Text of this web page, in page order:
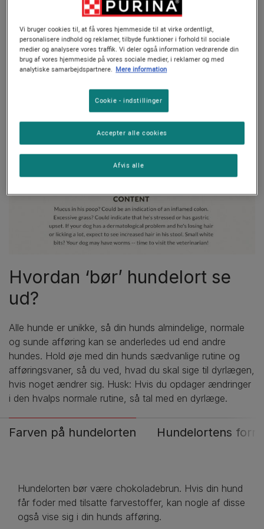
Hvordan ‘bør’ hundelort se
ud?
Alle hunde er unikke, så din hunds almindelige, normale
og sunde afføring kan se anderledes ud end andre
hundes. Hold øje med din hunds sædvanlige rutine og
afføringsvaner, så du ved, hvad du skal sige til dyrlægen,
hvis noget ændrer sig. Husk: Hvis du opdager ændringer
i den hvalps normale rutine, så tal med en dyrlæge.
Farven på hundelorten Hundelortens form
Hundelorten bør være chokoladebrun. Hvis din hund
får foder med tilsatte farvestoffer, kan nogle af disse
også vise sig i din hunds afføring.
Vi bruger cookies til, at få vores hjemmeside til at virke ordentligt,
personalisere indhold og reklamer, tilbyde funktioner i forhold til sociale
medier og analysere vores traffik. Vi deler også information vedrørende din
brug af vores hjemmeside på vores sociale medier, i reklamer og med
analytiske samarbejdspartnere. Mere information
Cookie - indstillinger
Afvis alle
Accepter alle cookies